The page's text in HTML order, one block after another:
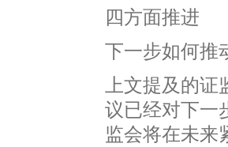
四方面推进
下一步如何推
上文提及的
议已经对下一
监会将在未来